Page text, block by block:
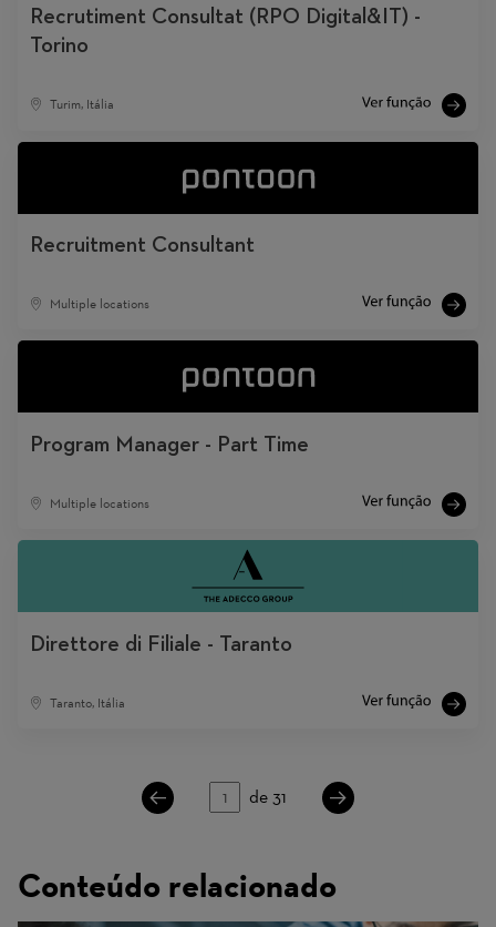
Recrutiment Consultat (RPO Digital&IT) -
Torino
Turim, Itália
Recruitment Consultant
Multiple locations
Program Manager - Part Time
Multiple locations
Direttore di Filiale - Taranto
Taranto, Itália
Páginade 31
Conteúdo relacionado